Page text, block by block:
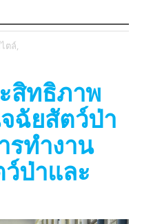
ตล์,
สิทธิภาพ
ฉัยสัตว์ป่า
รทำงาน
ป่าและ